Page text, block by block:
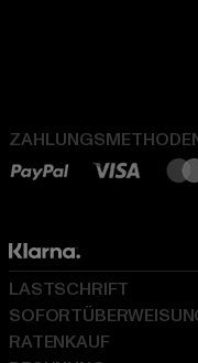
LASTSCHRIFT
RATENKAUF